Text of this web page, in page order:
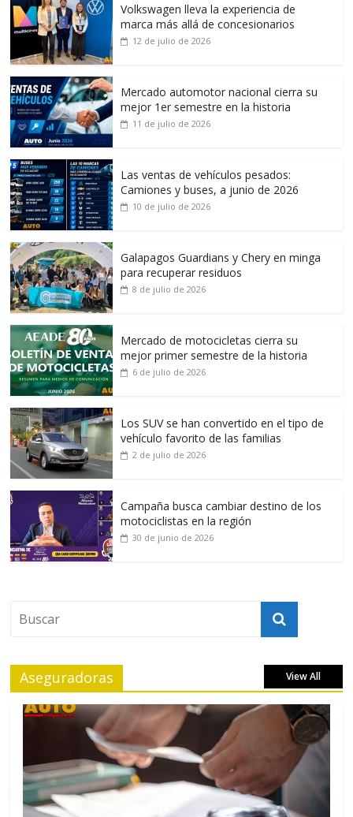
Volkswagen lleva la experiencia de
marca más allá de concesionarios
12 de julio de 2026
Mercado automotor nacional cierra su
mejor 1er semestre en la historia
11 de julio de 2026
Las ventas de vehículos pesados:
Camiones y buses, a junio de 2026
10 de julio de 2026
Galapagos Guardians y Chery en minga
para recuperar residuos
8 de julio de 2026
Mercado de motocicletas cierra su
mejor primer semestre de la historia
6 de julio de 2026
Los SUV se han convertido en el tipo de
vehículo favorito de las familias
2 de julio de 2026
Campaña busca cambiar destino de los
motociclistas en la región
30 de junio de 2026
Aseguradoras View All